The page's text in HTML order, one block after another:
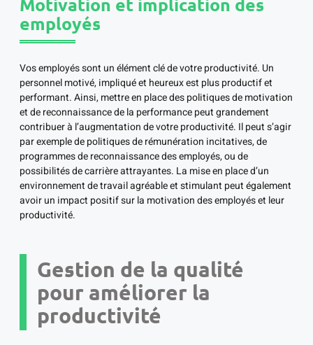
employés
Vos employés sont un élément clé de votre productivité. Un
personnel motivé, impliqué et heureux est plus productif et
performant. Ainsi, mettre en place des politiques de motivation
et de reconnaissance de la performance peut grandement
contribuer à l’augmentation de votre productivité. Il peut s’agir
par exemple de politiques de rémunération incitatives, de
programmes de reconnaissance des employés, ou de
possibilités de carrière attrayantes. La mise en place d’un
environnement de travail agréable et stimulant peut également
avoir un impact positif sur la motivation des employés et leur
productivité.
Gestion de la qualité
pour améliorer la
productivité